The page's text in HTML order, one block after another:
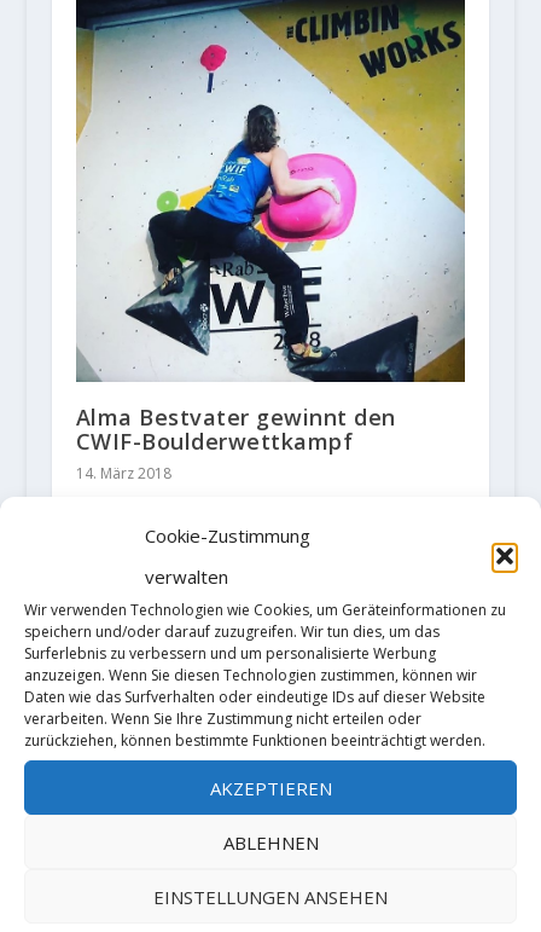
Cookie-Zustimmung
verwalten
Wir verwenden Technologien wie Cookies, um Geräteinformationen zu
speichern und/oder darauf zuzugreifen. Wir tun dies, um das
Surferlebnis zu verbessern und um personalisierte Werbung
anzuzeigen. Wenn Sie diesen Technologien zustimmen, können wir
Daten wie das Surfverhalten oder eindeutige IDs auf dieser Website
verarbeiten. Wenn Sie Ihre Zustimmung nicht erteilen oder
zurückziehen, können bestimmte Funktionen beeinträchtigt werden.
AKZEPTIEREN
ABLEHNEN
EINSTELLUNGEN ANSEHEN
Alma Bestvater gewinnt den
CWIF-Boulderwettkampf
14. März 2018